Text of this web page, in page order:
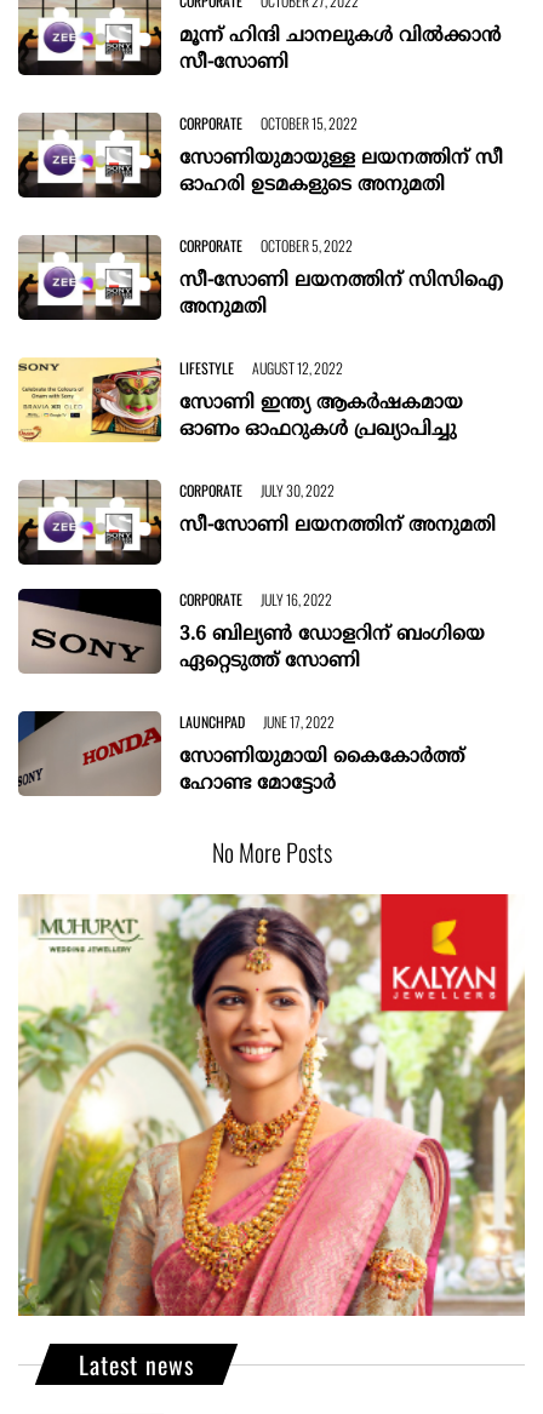
മൂന്ന് ഹിന്ദി ചാനലുകൾ വിൽക്കാൻ
സീ-സോണി
CORPORATE OCTOBER 15, 2022
സോണിയുമായുള്ള ലയനത്തിന് സീ
ഓഹരി ഉടമകളുടെ അനുമതി
CORPORATE OCTOBER 5, 2022
സീ-സോണി ലയനത്തിന് സിസിഐ
അനുമതി
LIFESTYLE AUGUST 12, 2022
സോണി ഇന്ത്യ ആകര്‍ഷകമായ
ഓണം ഓഫറുകള്‍ പ്രഖ്യാപിച്ചു
CORPORATE JULY 30, 2022
സീ-സോണി ലയനത്തിന് അനുമതി
CORPORATE JULY 16, 2022
3.6 ബില്യൺ ഡോളറിന് ബംഗിയെ
ഏറ്റെടുത്ത് സോണി
LAUNCHPAD JUNE 17, 2022
സോണിയുമായി കൈകോർത്ത്
ഹോണ്ട മോട്ടോർ
No More Posts
Latest news